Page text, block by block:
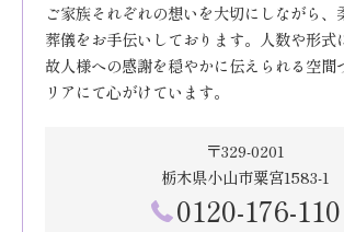
ご家族それぞれの想いを大切にしながら、
葬儀をお手伝いしております。人数や形式
故人様への感謝を穏やかに伝えられる空間
リアにて心がけています。
〒329-0201
栃木県小山市粟宮1583-1
0120-176-110